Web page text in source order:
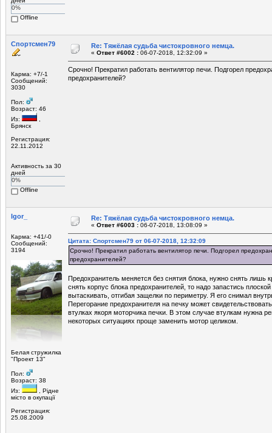
0%
Offline
Спортсмен79
Карма: +7/-1
Сообщений:
3030
Пол:
Возраст: 46
Из:
Брянск
Регистрация:
22.11.2012
Активность за 30
дней
0%
Offline
Re: Тяжёлая судьба чистокровного немца.
« Ответ #6002 : 06-07-2018, 12:32:09 »
Срочно! Прекратил работать вентилятор печи. Подгорел
предохранителей?
Igor_
Карма: +41/-0
Сообщений:
3194
Белая стружилка
"Проект 13"
Пол:
Возраст: 38
Из:
, Рiдне
мicто в окупацiї
Регистрация:
25.08.2009
Re: Тяжёлая судьба чистокровного немца.
« Ответ #6003 : 06-07-2018, 13:08:09 »
Цитата: Спортсмен79 от 06-07-2018, 12:32:09
Срочно! Прекратил работать вентилятор печи. Подгорел
предохранителей?
Предохранитель меняется без снятия блока, нужно снять лишь
снять корпус блока предохранителей, то надо запастись
вытаскивать, отгибая защелки по периметру. Я его снимал
Перегорание предохранителя на печку может
втулках якоря моторчика печки. В этом случае втулкам нужна
некоторых ситуациях проще заменить мотор целиком.